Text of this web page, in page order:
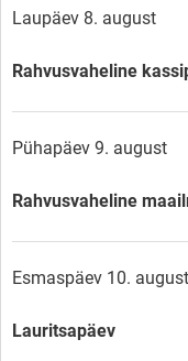
Laupäev 8. august
Rahvusvaheline
Pühapäev 9. august
Rahvusvaheline
Esmaspäev 10. august
Lauritsapäev